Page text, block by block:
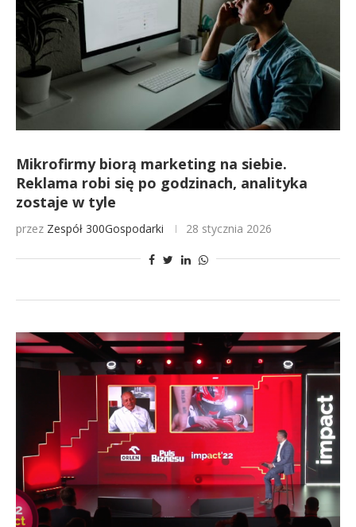
Mikrofirmy biorą marketing na siebie.
Reklama robi się po godzinach, analityka
zostaje w tyle
przez Zespół 300Gospodarki 28 stycznia 2026